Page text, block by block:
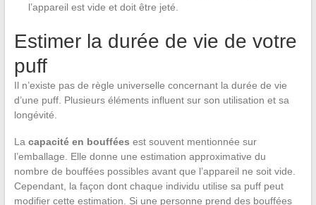
l’appareil est vide et doit être jeté.
Estimer la durée de vie de votre
puff
Il n’existe pas de règle universelle concernant la durée de vie
d’une puff. Plusieurs éléments influent sur son utilisation et sa
longévité.
La capacité en bouffées est souvent mentionnée sur
l’emballage. Elle donne une estimation approximative du
nombre de bouffées possibles avant que l’appareil ne soit vide.
Cependant, la façon dont chaque individu utilise sa puff peut
modifier cette estimation. Si une personne prend des bouffées